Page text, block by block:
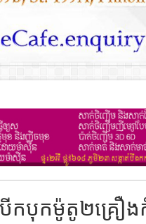
ើកបុកម៉ូតូ២គ្រឿ